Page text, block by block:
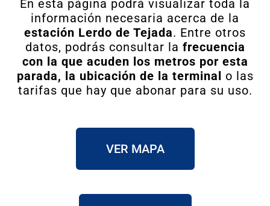
En esta página podrá visualizar toda la
información necesaria acerca de la
estación Lerdo de Tejada. Entre otros
datos, podrás consultar la frecuencia
con la que acuden los metros por esta
parada, la ubicación de la terminal o las
tarifas que hay que abonar para su uso.
VER MAPA